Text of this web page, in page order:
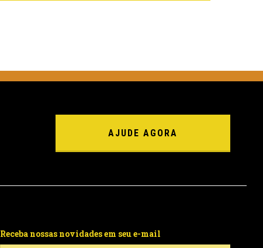
AJUDE AGORA
Receba nossas novidades em seu e-mail